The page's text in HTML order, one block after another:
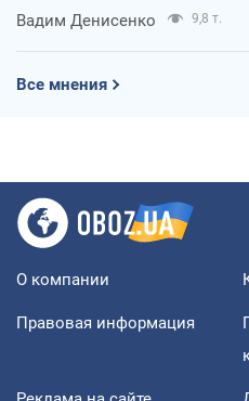
Вадим Денисенко 9,8 т.
Все мнения
О компании
Правовая информация